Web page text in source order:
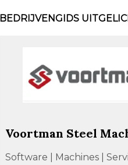
BEDRIJVENGIDS
Voortman Steel
Software | Machines |